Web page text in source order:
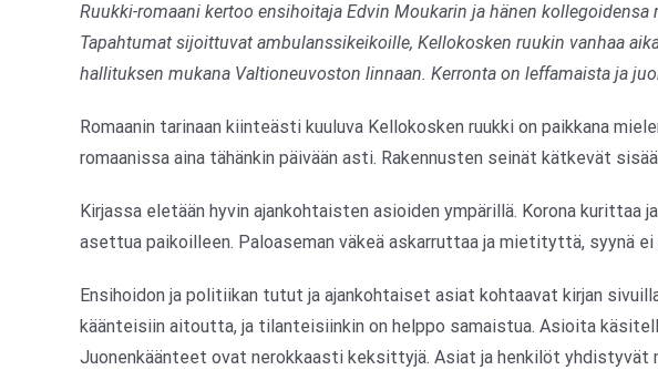
Ruukki-romaani kertoo ensihoitaja Edvin Moukarin ja hänen
Tapahtumat sijoittuvat ambulanssikeikoille, Kellokosken ruukin vanhaa
hallituksen mukana Valtioneuvoston linnaan. Kerronta on leffamaista ja
Romaanin tarinaan kiinteästi kuuluva Kellokosken ruukki on paikkana
romaanissa aina tähänkin päivään asti. Rakennusten seinät kätkevät
Kirjassa eletään hyvin ajankohtaisten asioiden ympärillä. Korona kurittaa
asettua paikoilleen. Paloaseman väkeä askarruttaa ja mietityttä, syynä ei
Ensihoidon ja politiikan tutut ja ajankohtaiset asiat kohtaavat kirjan
käänteisiin aitoutta, ja tilanteisiinkin on helppo samaistua. Asioita
Juonenkäänteet ovat nerokkaasti keksittyjä. Asiat ja henkilöt